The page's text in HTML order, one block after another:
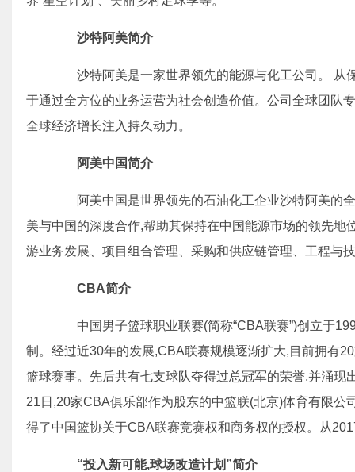
沙特阿美简介
沙特阿美是一家世界领先的能源与化工公司。 从
于通过全方位的业务运营为社会创造价值。公司全球团队
全球经济增长注入持久动力。
阿美中国简介
阿美中国是世界领先的石油化工企业沙特阿美的
美与中国的深度合作,帮助其保持在中国能源市场的领先
游业务发展、项目组合管理、采购和供应链管理、工程与
CBA简介
中国男子篮球职业联赛(简称“CBA联赛”)创立于
制。经过近30年的发展,CBA联赛规模逐渐扩大,目前拥有
篮球赛事。先后共有七支球队夺得过总冠军的荣誉,并涌
21日,20家CBA俱乐部作为股东的中篮联(北京)体育有限公
得了中国篮协关于CBA联赛竞赛权和商务权的授权。从
“投入新可能,球场改造计划”简介